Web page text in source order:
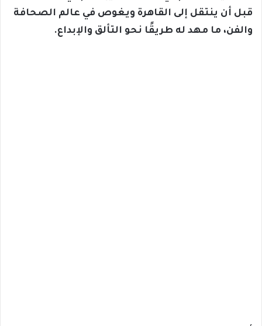
قبل أن ينتقل إلى القاهرة ويغوص في عالم الصحافة
والفن، ما مهد له طريقًا نحو التألق والإبداع.